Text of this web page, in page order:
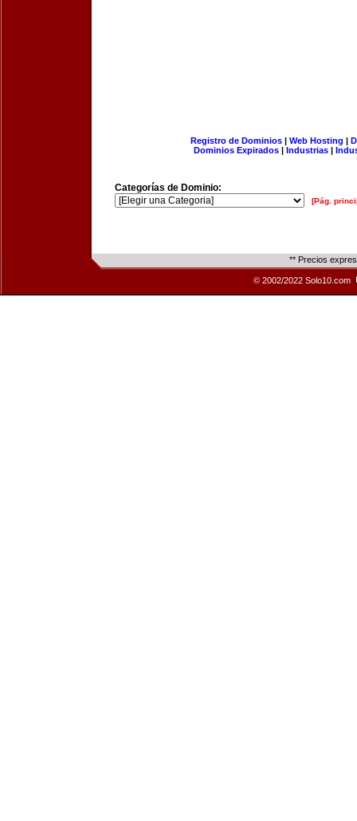
Registro de Dominios| Web Hosting |
Dominios Expirados | Industrias |
Categorías de Dominio:
[Pág.
** Precios
© 2002/2022 Solo10.com